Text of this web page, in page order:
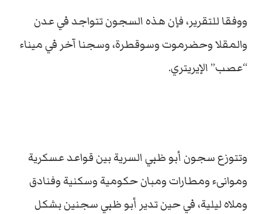
ووفقا للتقرير، فإن هذه السجون تتواجد في عدن
والمقلا وحضرموت وسوقطرة، وسجنا آخر في ميناء
“عصب” الإيريتري.
وتتوزع سجون أبو ظبي السرية بين قواعد عسكرية
وموانىء ومطارات ومبان حكومية وسكنية وفنادق
وملاه ليلية، في حين تدير أبو ظبي سجنين بشكل